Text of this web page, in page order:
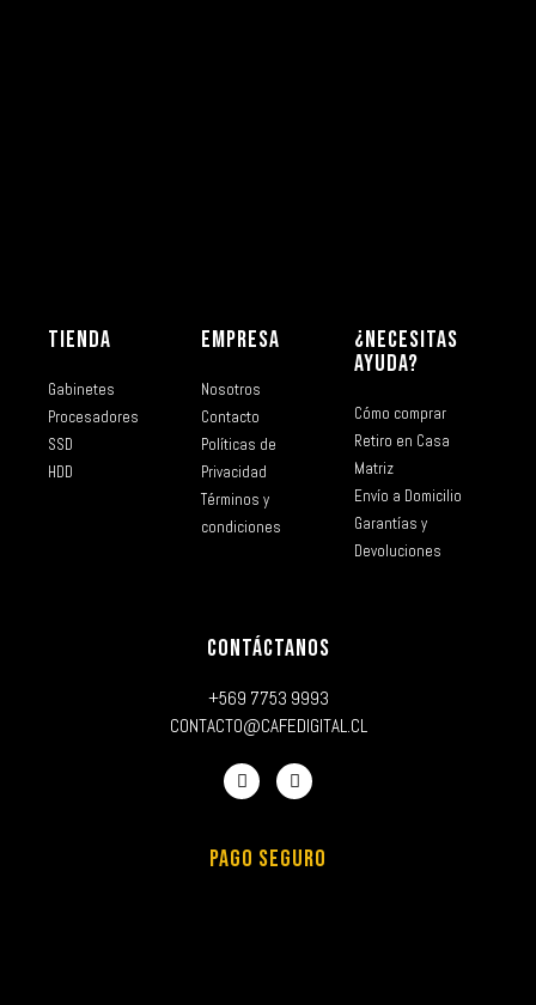
TIENDA
Gabinetes
Procesadores
SSD
HDD
EMPRESA
Nosotros
Contacto
Políticas de
Privacidad
Términos y
condiciones
¿NECESITAS
AYUDA?
Cómo comprar
Retiro en Casa
Matriz
Envío a Domicilio
Garantías y
Devoluciones
CONTÁCTANOS
+569 7753 9993
CONTACTO@CAFEDIGITAL.CL
PAGO SEGURO